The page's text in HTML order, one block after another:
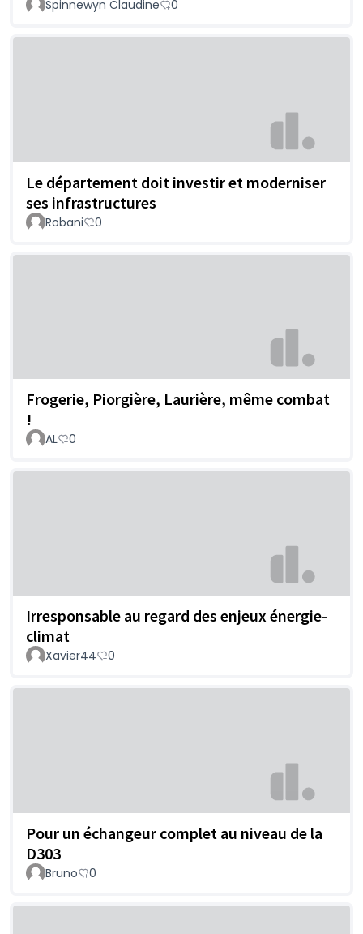
Spinnewyn Claudine 0
Le département doit investir et moderniser
ses infrastructures
Robani 0
Frogerie, Piorgière, Laurière, même combat
!
AL 0
Irresponsable au regard des enjeux énergie-
climat
Xavier44 0
Pour un échangeur complet au niveau de la
D303
Bruno 0